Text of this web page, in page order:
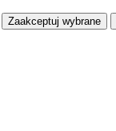
Zaakceptuj wybrane